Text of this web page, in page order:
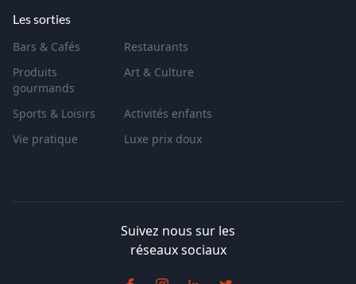
Les sorties
Bars & Cafés
Restaurants
Produits
gourmands
Art & Culture
Sports & Loisirs
Activités enfants
Vie pratique
Luxe prix doux
Suivez nous sur les
réseaux sociaux